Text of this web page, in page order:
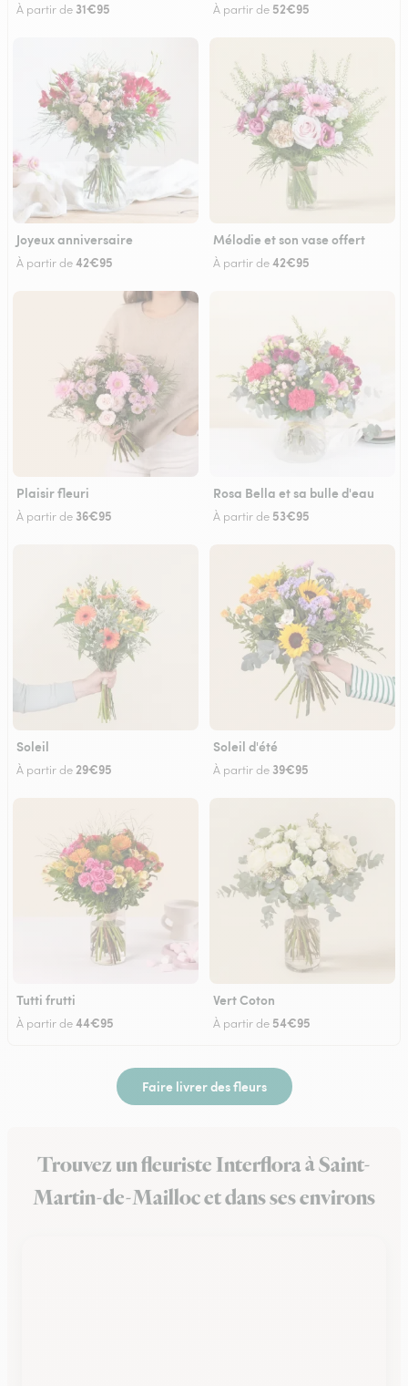
À partir de 31€95 À partir de 52€95
Joyeux anniversaire
À partir de42€95
Mélodie et son vase offert
À partir de42€95
Plaisir fleuri
À partir de 36€95
Rosa Bella et sa bulle d'eau
À partir de 53€95
Soleil
À partir de 29€95
Soleil d'été
À partir de 39€95
Tutti frutti
À partir de44€95
Vert Coton
À partir de 54€95
Faire livrer des fleurs
Trouvez un fleuriste Interflora à Saint-
Martin-de-Mailloc et dans ses environs